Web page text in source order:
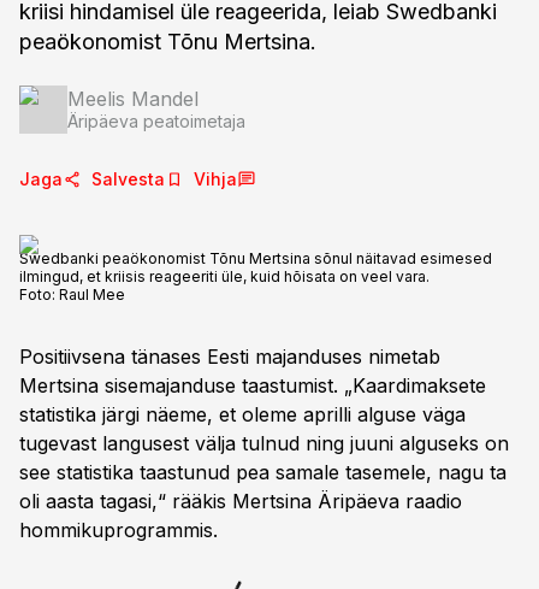
kriisi hindamisel üle reageerida, leiab Swedbanki
peaökonomist Tõnu Mertsina.
Meelis Mandel
Äripäeva peatoimetaja
Jaga Salvesta Vihja
Swedbanki peaökonomist Tõnu Mertsina sõnul näitavad esimesed
ilmingud, et kriisis reageeriti üle, kuid hõisata on veel vara.
Foto: Raul Mee
Positiivsena tänases Eesti majanduses nimetab
Mertsina sisemajanduse taastumist. „Kaardimaksete
statistika järgi näeme, et oleme aprilli alguse väga
tugevast langusest välja tulnud ning juuni alguseks on
see statistika taastunud pea samale tasemele, nagu ta
oli aasta tagasi,“ rääkis Mertsina Äripäeva raadio
hommikuprogrammis.